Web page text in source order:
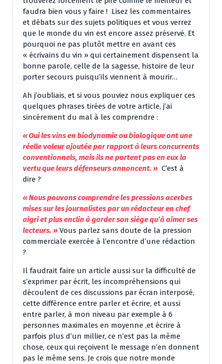
faudra bien vous y faire ! Lisez les commentaires
et débats sur des sujets politiques et vous verrez
que le monde du vin est encore assez préservé. Et
pourquoi ne pas plutôt mettre en avant ces
« écrivains du vin » qui certainement dispensent la
bonne parole, celle de la sagesse, histoire de leur
porter secours puisqu’ils viennent à mourir…
Ah j’oubliais, et si vous pouviez nous expliquer ces
quelques phrases tirées de votre article, j’ai
sincèrement du mal à les comprendre :
« Oui les vins en biodynamie ou biologique ont une
réelle valeur ajoutée par rapport à leurs concurrents
conventionnels, mais ils ne portent pas en eux la
vertu que leurs défenseurs annoncent. » C’est à
dire ?
« Nous pouvons comprendre les pressions acerbes
mises sur les journalistes par un rédacteur en chef
aigri et plus enclin à garder son siège qu’à aimer ses
lecteurs. » Vous parlez sans doute de la pression
commerciale exercée à l’encontre d’une rédaction
?
Il faudrait faire un article aussi sur la difficulté de
s’exprimer par écrit, les incompréhensions qui
découlent de ces discussions par écran interposé,
cette différence entre parler et écrire, et aussi
entre parler, à mon niveau par exemple à 6
personnes maximales en moyenne ,et écrire à
parfois plus d’un millier, ce n’est pas la même
chose, ceux qui reçoivent le message n’en donnent
pas le même sens. Je crois que notre monde